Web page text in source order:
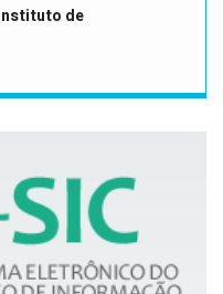
de